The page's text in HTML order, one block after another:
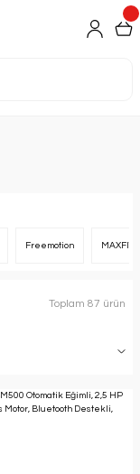
Freemotion MAXFIT
Toplam 87 ürün